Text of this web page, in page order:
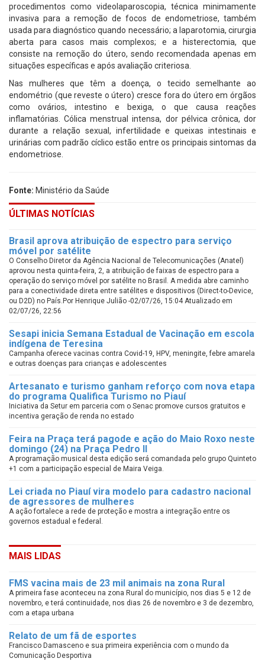
procedimentos como videolaparoscopia, técnica minimamente
invasiva para a remoção de focos de endometriose, também
usada para diagnóstico quando necessário; a laparotomia, cirurgia
aberta para casos mais complexos; e a histerectomia, que
consiste na remoção do útero, sendo recomendada apenas em
situações específicas e após avaliação criteriosa.
Nas mulheres que têm a doença, o tecido semelhante ao
endométrio (que reveste o útero) cresce fora do útero em órgãos
como ovários, intestino e bexiga, o que causa reações
inflamatórias. Cólica menstrual intensa, dor pélvica crônica, dor
durante a relação sexual, infertilidade e queixas intestinais e
urinárias com padrão cíclico estão entre os principais sintomas da
endometriose.
Fonte: Ministério da Saúde
ÚLTIMAS NOTÍCIAS
Brasil aprova atribuição de espectro para serviço
móvel por satélite
O Conselho Diretor da Agência Nacional de Telecomunicações (Anatel)
aprovou nesta quinta-feira, 2, a atribuição de faixas de espectro para a
operação do serviço móvel por satélite no Brasil. A medida abre caminho
para a conectividade direta entre satélites e dispositivos (Direct-to-Device,
ou D2D) no País.Por Henrique Julião -02/07/26, 15:04 Atualizado em
02/07/26, 22:56
Sesapi inicia Semana Estadual de Vacinação em escola
indígena de Teresina
Campanha oferece vacinas contra Covid-19, HPV, meningite, febre amarela
e outras doenças para crianças e adolescentes
Artesanato e turismo ganham reforço com nova etapa
do programa Qualifica Turismo no Piauí
Iniciativa da Setur em parceria com o Senac promove cursos gratuitos e
incentiva geração de renda no estado
Feira na Praça terá pagode e ação do Maio Roxo neste
domingo (24) na Praça Pedro II
A programação musical desta edição será comandada pelo grupo Quinteto
+1 com a participação especial de Maira Veiga.
Lei criada no Piauí vira modelo para cadastro nacional
de agressores de mulheres
A ação fortalece a rede de proteção e mostra a integração entre os
governos estadual e federal.
MAIS LIDAS
FMS vacina mais de 23 mil animais na zona Rural
A primeira fase aconteceu na zona Rural do município, nos dias 5 e 12 de
novembro, e terá continuidade, nos dias 26 de novembro e 3 de dezembro,
com a etapa urbana
Relato de um fã de esportes
Francisco Damasceno e sua primeira experiência com o mundo da
Comunicação Desportiva